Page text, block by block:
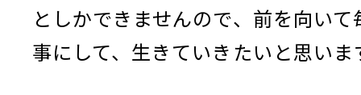
としかできませんので、前を向いて
事にして、生きていきたいと思いま